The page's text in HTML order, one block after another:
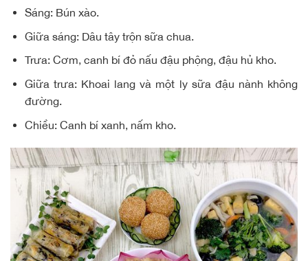
Sáng: Bún xào.
Giữa sáng: Dâu tây trộn sữa chua.
Trưa: Cơm, canh bí đỏ nấu đậu phộng, đậu hủ kho.
Giữa trưa: Khoai lang và một ly sữa đậu nành không
đường.
Chiều: Canh bí xanh, nấm kho.